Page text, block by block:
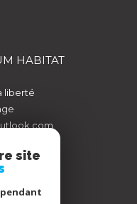
HABITAT
liberté
site